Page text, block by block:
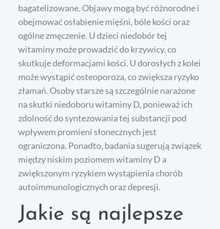
bagatelizowane. Objawy mogą być różnorodne i
obejmować osłabienie mięśni, bóle kości oraz
ogólne zmęczenie. U dzieci niedobór tej
witaminy może prowadzić do krzywicy, co
skutkuje deformacjami kości. U dorosłych z kolei
może wystąpić osteoporoza, co zwiększa ryzyko
złamań. Osoby starsze są szczególnie narażone
na skutki niedoboru witaminy D, ponieważ ich
zdolność do syntezowania tej substancji pod
wpływem promieni słonecznych jest
ograniczona. Ponadto, badania sugerują związek
między niskim poziomem witaminy D a
zwiększonym ryzykiem wystąpienia chorób
autoimmunologicznych oraz depresji.
Jakie są najlepsze